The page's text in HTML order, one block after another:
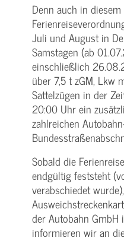
Denn auch in
Juli und August in
Samstagen (ab
einschließlich
über 7,5 t zGM, Lkw
Sattelzügen in der
20:00 Uhr ein
zahlreichen
Sobald die
endgültig feststeht
verabschiedet
der Autobahn GmbH
informieren wir an